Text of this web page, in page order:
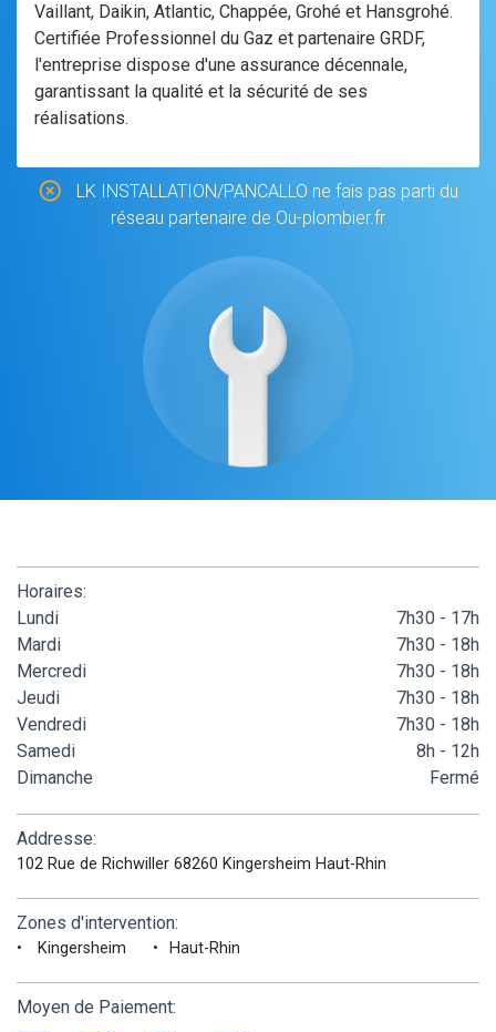
Vaillant, Daikin, Atlantic, Chappée, Grohé et Hansgrohé.
Certifiée Professionnel du Gaz et partenaire GRDF,
l'entreprise dispose d'une assurance décennale,
garantissant la qualité et la sécurité de ses
réalisations.
LK INSTALLATION/PANCALLO ne fais pas parti du
réseau partenaire de Ou-plombier.fr
Horaires:
Lundi
7h30 - 17h
Mardi
7h30 - 18h
Mercredi
7h30 - 18h
Jeudi
7h30 - 18h
Vendredi
7h30 - 18h
Samedi
8h - 12h
Dimanche
Fermé
Addresse:
102 Rue de Richwiller 68260 Kingersheim Haut-Rhin
Zones d'intervention:
Kingersheim Haut-Rhin
Moyen de Paiement: